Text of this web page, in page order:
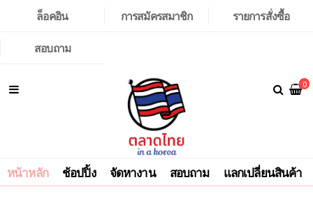
ล็อคอิน การสมัครสมาชิก
รายการสั่งซื้อ
สอบถาม
0
หน้าหลัก ช้อปปิ้ง จัดหางาน สอบถาม แลกเปลี่ยนสินค้า